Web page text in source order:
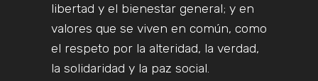
libertad y el bienestar general; y en
valores que se viven en común, como
el respeto por la alteridad, la verdad,
la solidaridad y la paz social.